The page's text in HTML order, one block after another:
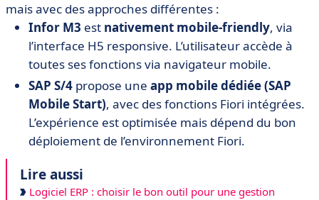
mais avec des approches différentes :
Infor M3 est nativement mobile-friendly, via
l’interface H5 responsive. L’utilisateur accède à
toutes ses fonctions via navigateur mobile.
SAP S/4 propose une app mobile dédiée (SAP
Mobile Start), avec des fonctions Fiori intégrées.
L’expérience est optimisée mais dépend du bon
déploiement de l’environnement Fiori.
Lire aussi
Logiciel ERP : choisir le bon outil pour une gestion